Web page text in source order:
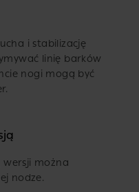
i stabilizację
linię barków
nogi mogą być
można
nodze.